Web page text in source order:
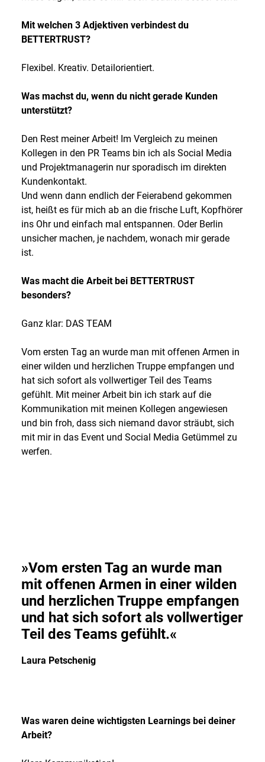
Mit welchen 3 Adjektiven verbindest du
BETTERTRUST?
Flexibel. Kreativ. Detailorientiert.
Was machst du, wenn du nicht gerade Kunden
unterstützt?
Den Rest meiner Arbeit! Im Vergleich zu meinen
Kollegen in den PR Teams bin ich als Social Media
und Projektmanagerin nur sporadisch im direkten
Kundenkontakt.
Und wenn dann endlich der Feierabend gekommen
ist, heißt es für mich ab an die frische Luft, Kopfhörer
ins Ohr und einfach mal entspannen. Oder Berlin
unsicher machen, je nachdem, wonach mir gerade
ist.
Was macht die Arbeit bei BETTERTRUST
besonders?
Ganz klar: DAS TEAM
Vom ersten Tag an wurde man mit offenen Armen in
einer wilden und herzlichen Truppe empfangen und
hat sich sofort als vollwertiger Teil des Teams
gefühlt. Mit meiner Arbeit bin ich stark auf die
Kommunikation mit meinen Kollegen angewiesen
und bin froh, dass sich niemand davor sträubt, sich
mit mir in das Event und Social Media Getümmel zu
werfen.
»Vom ersten Tag an wurde man
mit offenen Armen in einer wilden
und herzlichen Truppe empfangen
und hat sich sofort als vollwertiger
Teil des Teams gefühlt.«
Laura Petschenig
Was waren deine wichtigsten Learnings bei deiner
Arbeit?